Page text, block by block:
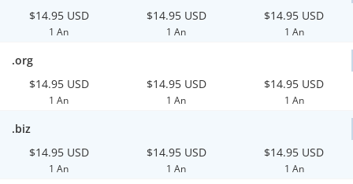
$14.95 USD
1 An
$14.95 USD
1 An
$14.95 USD
1 An
.org
$14.95 USD
1 An
$14.95 USD
1 An
$14.95 USD
1 An
.biz
$14.95 USD
1 An
$14.95 USD
1 An
$14.95 USD
1 An